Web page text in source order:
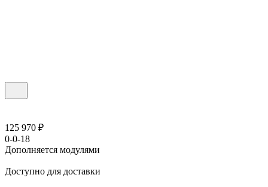
125 970 ₽
0-0-18
Дополняется модулями
Доступно для доставки